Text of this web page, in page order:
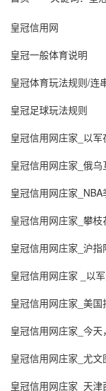
皇冠信用网
皇冠一般体育说明
皇冠体育玩法规则/连
皇冠足球玩法规则
皇冠信用网庄家_以军在红海举行大
皇冠信用网庄家_俄乌互袭升级，港口、油
皇冠信用网庄家_NBA
皇冠信用网庄家_攀枝花一排
皇冠信用网庄家_沪指
皇冠信用网庄家 _以
皇冠信用网庄家_美国拦不住！伊朗
皇冠信用网庄家_今天，湖南
皇冠信用网庄家_尤文图斯3-
皇冠信用网庄家_天津西沽公